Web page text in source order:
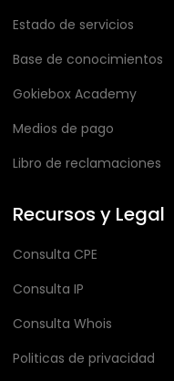
Estado de servicios
Base de conocimientos
Gokiebox Academy
Medios de pago
Libro de reclamaciones
Recursos y Legal
Consulta CPE
Consulta IP
Consulta Whois
Politicas de privacidad